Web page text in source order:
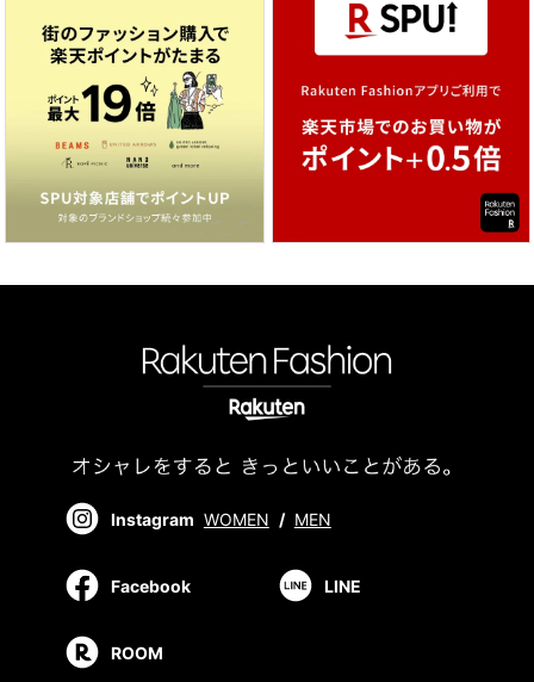
Instagram WOMEN / MEN
Facebook LINE
ROOM